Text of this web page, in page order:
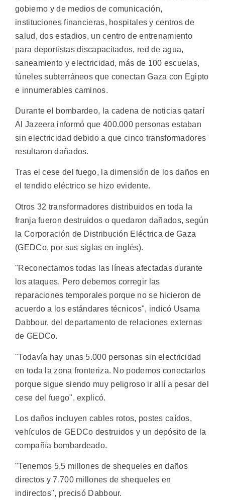
gobierno y de medios de comunicación,
instituciones financieras, hospitales y centros de
salud, dos estadios, un centro de entrenamiento
para deportistas discapacitados, red de agua,
saneamiento y electricidad, más de 100 escuelas,
túneles subterráneos que conectan Gaza con Egipto
e innumerables caminos.
Durante el bombardeo, la cadena de noticias qatarí
Al Jazeera informó que 400.000 personas estaban
sin electricidad debido a que cinco transformadores
resultaron dañados.
Tras el cese del fuego, la dimensión de los daños en
el tendido eléctrico se hizo evidente.
Otros 32 transformadores distribuidos en toda la
franja fueron destruidos o quedaron dañados, según
la Corporación de Distribución Eléctrica de Gaza
(GEDCo, por sus siglas en inglés).
"Reconectamos todas las líneas afectadas durante
los ataques. Pero debemos corregir las
reparaciones temporales porque no se hicieron de
acuerdo a los estándares técnicos", indicó Usama
Dabbour, del departamento de relaciones externas
de GEDCo.
"Todavía hay unas 5.000 personas sin electricidad
en toda la zona fronteriza. No podemos conectarlos
porque sigue siendo muy peligroso ir allí a pesar del
cese del fuego", explicó.
Los daños incluyen cables rotos, postes caídos,
vehículos de GEDCo destruidos y un depósito de la
compañía bombardeado.
"Tenemos 5,5 millones de shequeles en daños
directos y 7.700 millones de shequeles en
indirectos", precisó Dabbour.